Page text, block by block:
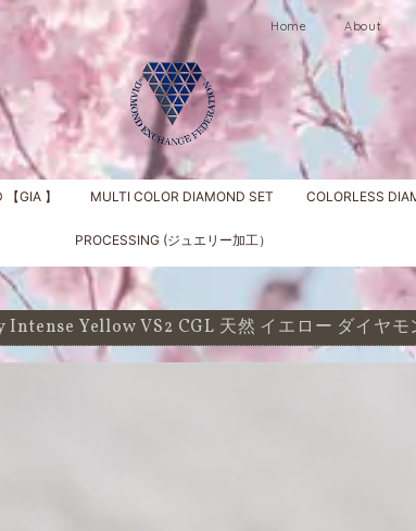
Home About
GIA 】 MULTI COLOR DIAMOND SET COLORLESS
PROCESSING (ジュエリー加工）
Intense Yellow VS2 CGL 天然 イエロー ダイヤモ